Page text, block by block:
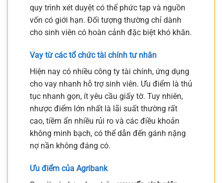
quy trình xét duyệt có thể phức tạp và nguồn
vốn có giới hạn. Đối tượng thường chỉ dành
cho sinh viên có hoàn cảnh đặc biệt khó khăn.
Vay từ các tổ chức tài chính tư nhân
Hiện nay có nhiều công ty tài chính, ứng dụng
cho vay nhanh hỗ trợ sinh viên. Ưu điểm là thủ
tục nhanh gọn, ít yêu cầu giấy tờ. Tuy nhiên,
nhược điểm lớn nhất là lãi suất thường rất
cao, tiềm ẩn nhiều rủi ro và các điều khoản
không minh bạch, có thể dẫn đến gánh nặng
nợ nần không đáng có.
Ưu điểm của Agribank